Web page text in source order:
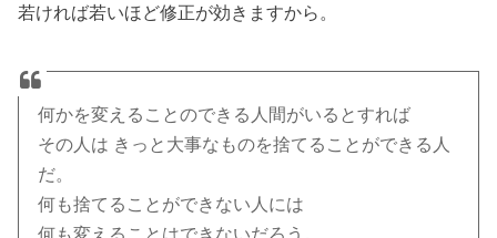
若ければ若いほど修正が効きますから。
何かを変えることのできる人間がいるとすれば
その人は きっと大事なものを捨てることができる人
だ。
何も捨てることができない人には
何も変えることはできないだろう。